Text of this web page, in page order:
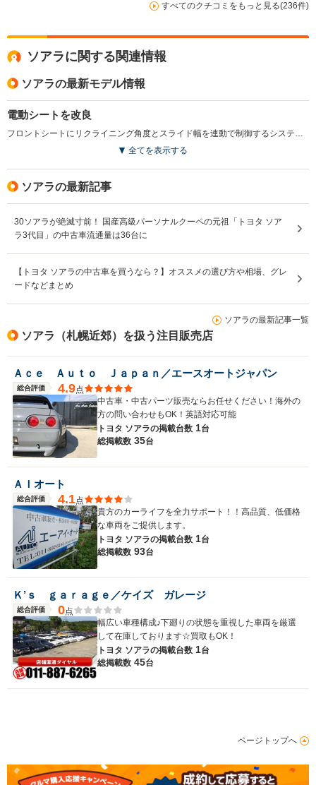
すべてのクチコミをもっと見る(236件)
ソアラに関する関連情報
ソアラの最新モデル情報
電動シートを改良
フロントシートにリクライニング角度とスライド幅を連動で制御するシステムを新たに採用。さらにDVDナビ付きEMVを最新モデルとし、G-BOOKに対応。(2004.5)
全てを表示する
ソアラの最新記事
30ソアラが絶滅寸前！ 国産高級パーソナルクーペの元祖「トヨタ ソア
ラ3代目」の中古車流通量は36台に
【トヨタ ソアラの中古車を買うなら？】オススメの選び方や相場、グレ
ードなどまとめ
ソアラの最新記事一覧
ソアラ（札幌近郊）を扱う注目販売店
Ａｃｅ Ａｕｔｏ Ｊａｐａｎ／エースオートジャパン
総合評価 4.9点
中古車・中古パーツ販売ならお任せください！海外の
方の問い合わせもOK！英語対応可能
トヨタ ソアラの掲載台数 1台
総掲載数 35台
ＡＩオート
総合評価 4.1点
貴方のカーライフを全力サポート！！高品質、低価格
な車両をご提供します。
トヨタ ソアラの掲載台数 1台
総掲載数 93台
Ｋ’ｓ ｇａｒａｇｅ／ケイズ ガレージ
総合評価 0点
幅広い車種構成♪下廻りの状態を重視した車両を厳選
して在庫しております☆買取もOK！
トヨタ ソアラの掲載台数 1台
総掲載数 45台
ページトップへ